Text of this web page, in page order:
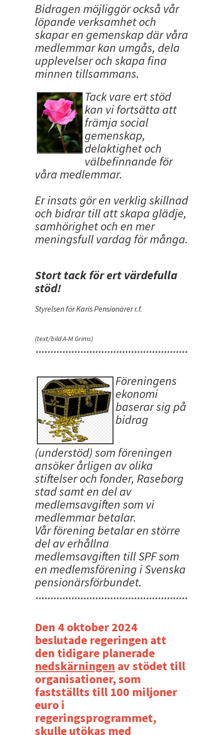
Bidragen möjliggör också vår
löpande verksamhet och
skapar en gemenskap där våra
medlemmar kan umgås, dela
upplevelser och skapa fina
minnen tillsammans.
Tack vare ert stöd
kan vi fortsätta att
främja social
gemenskap,
delaktighet och
välbefinnande för
våra medlemmar.
Er insats gör en verklig skillnad
och bidrar till att skapa glädje,
samhörighet och en mer
meningsfull vardag för många.
Stort tack för ert värdefulla
stöd!
Styrelsen för Karis Pensionärer r.f.
(text/bild A-M Grims)
Föreningens
ekonomi
baserar sig på
bidrag
(understöd) som föreningen
ansöker årligen av olika
stiftelser och fonder, Raseborg
stad samt en del av
medlemsavgiften som vi
medlemmar betalar.
Vår förening betalar en större
del av erhållna
medlemsavgiften till SPF som
en medlemsförening i Svenska
pensionärsförbundet.
Den 4 oktober 2024
beslutade regeringen att
den tidigare planerade
nedskärningen av stödet till
organisationer, som
fastställts till 100 miljoner
euro i
regeringsprogrammet,
skulle utökas med